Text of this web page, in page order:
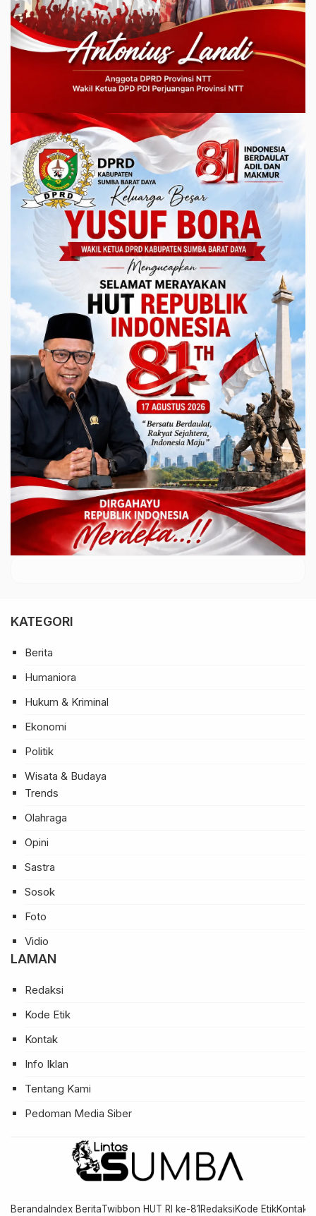
KATEGORI
Berita
Humaniora
Hukum & Kriminal
Ekonomi
Politik
Wisata & Budaya
Trends
Olahraga
Opini
Sastra
Sosok
Foto
Vidio
LAMAN
Redaksi
Kode Etik
Kontak
Info Iklan
Tentang Kami
Pedoman Media Siber
BerandaIndex BeritaTwibbon HUT RI ke-81RedaksiKode EtikKontak